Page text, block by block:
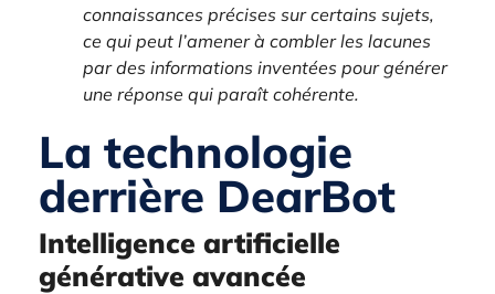
connaissances précises sur certains sujets,
ce qui peut l’amener à combler les lacunes
par des informations inventées pour générer
une réponse qui paraît cohérente.
La technologie
derrière DearBot
Intelligence artificielle
générative avancée